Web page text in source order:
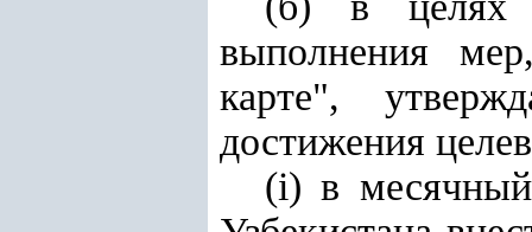
выполнения
карте",
достижения
(i) в месячный